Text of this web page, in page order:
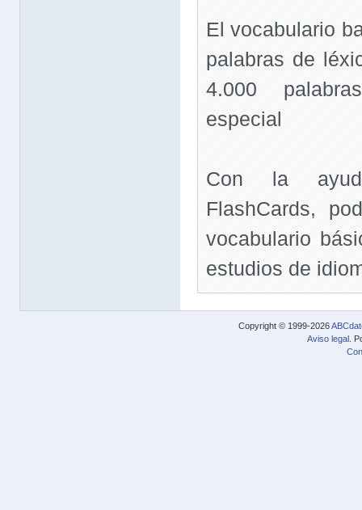
El vocabulario
palabras de
4.000
especial
Con la
FlashCards,
vocabulario
estudios de
Copyright © 1999-2026
Aviso legal .